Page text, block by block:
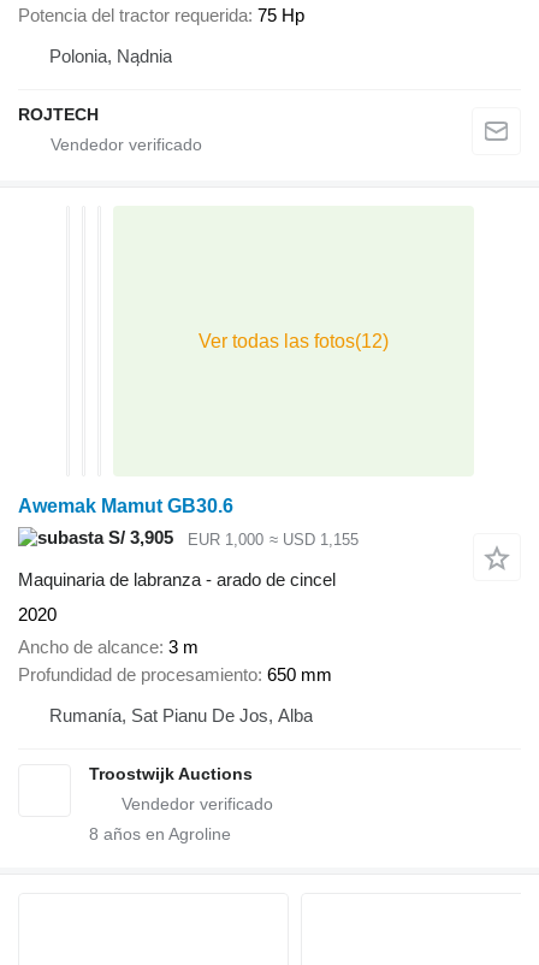
Potencia del tractor requerida 75 Hp
Polonia, Nądnia
ROJTECH
Awemak Mamut GB30.6
S/ 3,905
EUR 1,000 ≈ USD 1,155
Maquinaria de labranza - arado de cincel
2020
Ancho de alcance 3 m
Profundidad de procesamiento 650 mm
Rumanía, Sat Pianu De Jos, Alba
Troostwijk Auctions
8 años en Agroline